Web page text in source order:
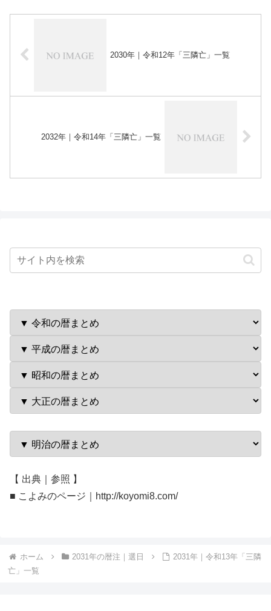
2030年｜令和12年「三隣亡」一覧
2032年｜令和14年「三隣亡」一覧
【 出典｜参照 】
■ こよみのページ｜http://koyomi8.com/
ホーム 2031年の暦注｜選日
2031年｜令和13年「三隣
亡」一覧